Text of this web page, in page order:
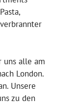
uns alle am
London.
Unsere
zu den